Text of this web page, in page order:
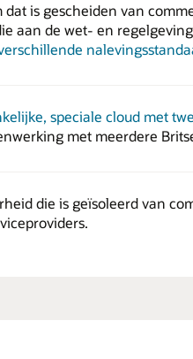
is gescheiden van
aan de wet- en
speciale cloud met
met meerdere
die is geïsoleerd van